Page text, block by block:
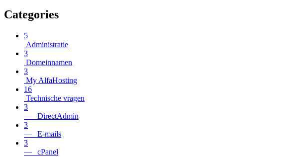
Categories
5
Administratie
3
Domeinnamen
3
My AlfaHosting
16
Technische vragen
3
— DirectAdmin
3
— E-mails
3
— cPanel